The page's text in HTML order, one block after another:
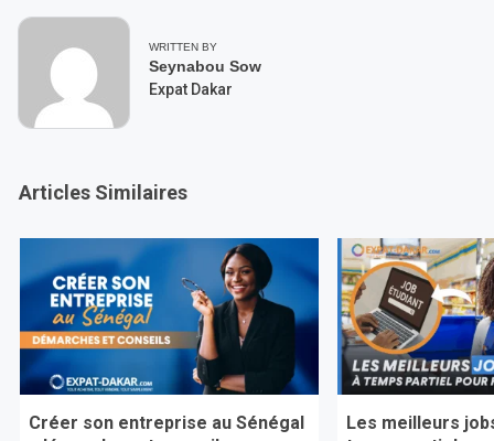
WRITTEN BY
Seynabou Sow
Expat Dakar
Articles Similaires
Créer son entreprise au Sénégal
Les meilleurs